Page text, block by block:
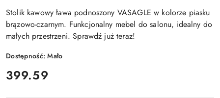
Stolik kawowy ława podnoszony VASAGLE w kolorze piasku
brązowo-czarnym. Funkcjonalny mebel do salonu, idealny do
małych przestrzeni. Sprawdź już teraz!
Dostępność:Mało
cena:
399.59